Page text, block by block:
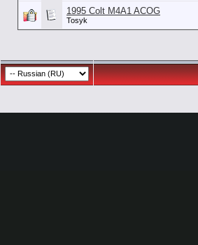
1995 Colt M4A1 ACOG
Tosyk